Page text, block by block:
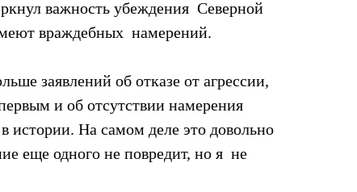
важность убеждения  Северной
враждебных  намерений.
заявлений об отказе от агрессии,
и об отсутствии намерения
истории. На самом деле это довольно
еще одного не повредит, но я  не